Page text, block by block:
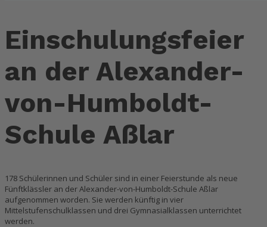
Einschulungsfeier
an der Alexander-
von-Humboldt-
Schule Aßlar
178 Schülerinnen und Schüler sind in einer Feierstunde als neue
Fünftklässler an der Alexander-von-Humboldt-Schule Aßlar
aufgenommen worden. Sie werden künftig in vier
Mittelstufenschulklassen und drei Gymnasialklassen unterrichtet
werden.